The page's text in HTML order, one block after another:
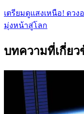
เตรียมดูแสงเหนือ! ดว
มุ่งหน้าสู่โลก
บทความที่เกี่ยว